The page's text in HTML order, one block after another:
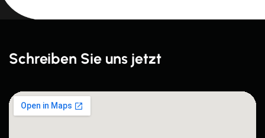
Schreiben Sie uns jetzt